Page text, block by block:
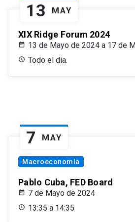
13 MAY
XIX Ridge Forum 2024
13 de Mayo de 2024 a 17 de
Todo el dia.
7 MAY
Macroeconomía
Pablo Cuba, FED Board
7 de Mayo de 2024
13:35 a 14:35